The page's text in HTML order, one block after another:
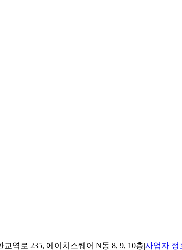
역로 235, 에이치스퀘어 N동 8, 9, 10층|사업자 정